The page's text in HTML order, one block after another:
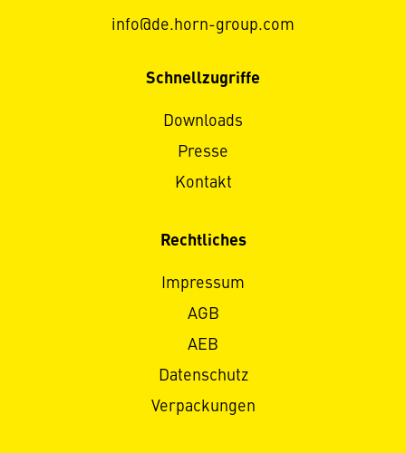
info@de.horn-group.com
Schnellzugriffe
Downloads
Presse
Kontakt
Rechtliches
Impressum
AGB
AEB
Datenschutz
Verpackungen